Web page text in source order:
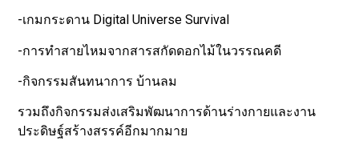
-เกมกระดาน Digital Universe Survival
-การทำสายไหมจากสารสกัดดอกไม้ในวรรณคดี
-กิจกรรมสันทนาการ บ้านลม
รวมถึงกิจกรรมส่งเสริมพัฒนาการด้านร่างกายและงาน
ประดิษฐ์สร้างสรรค์อีกมากมาย